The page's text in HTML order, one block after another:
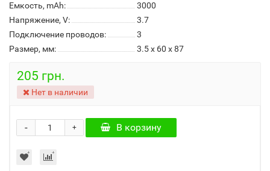
Емкость, mAh:
3000
Напряжение, V:
3.7
Подключение проводов:
3
Размер, мм:
3.5 x 60 x 87
205 грн.
Нет в наличии
+
- В корзину